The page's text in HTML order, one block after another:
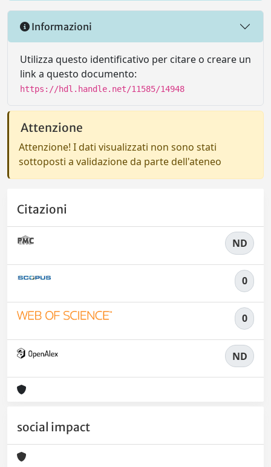
Informazioni
Utilizza questo identificativo per citare o creare un
link a questo documento:
https://hdl.handle.net/11585/14948
Attenzione
Attenzione! I dati visualizzati non sono stati
sottoposti a validazione da parte dell'ateneo
Citazioni
ND
0
0
ND
social impact